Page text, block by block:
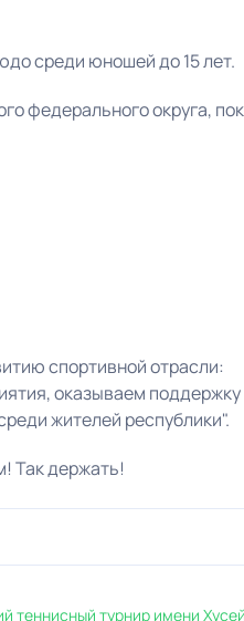
среди юношей до 15 лет.
федерального округа,
спортивной отрасли:
оказываем
жителей республики".
Так держать!